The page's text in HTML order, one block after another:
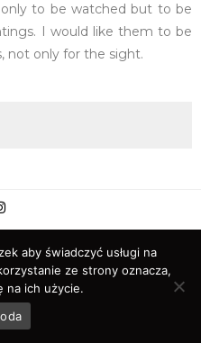
to be watched but to be
I would like them to be
not only for the sight.
Róża Bartnicka
aby świadczyć usługi na
ze strony oznacza,
na ich użycie.